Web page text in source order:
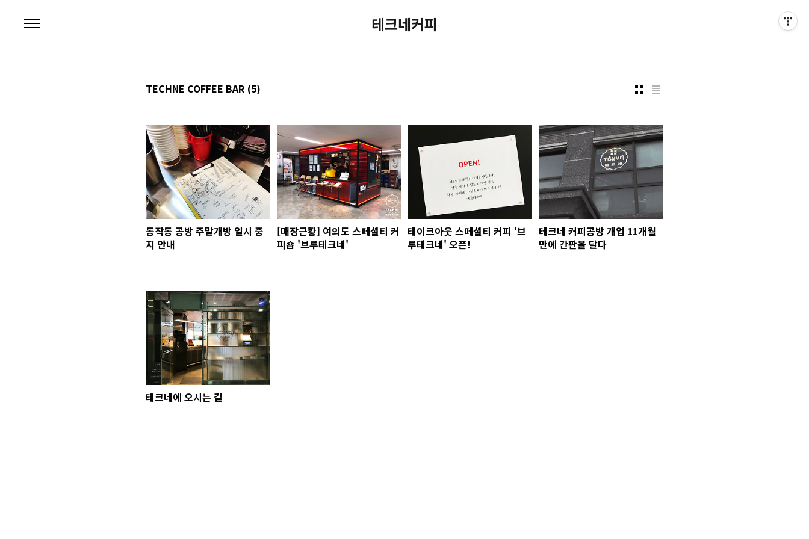
테크네커피
TECHNE COFFEE BAR (5)
동작동 공방 주말개방 일시 중
지 안내
[매장근황] 여의도 스페셜티 커
피숍 '브루테크네'
테이크아웃 스페셜티 커피 '브
루테크네' 오픈!
테크네 커피공방 개업 11개월
만에 간판을 달다
테크네에 오시는 길